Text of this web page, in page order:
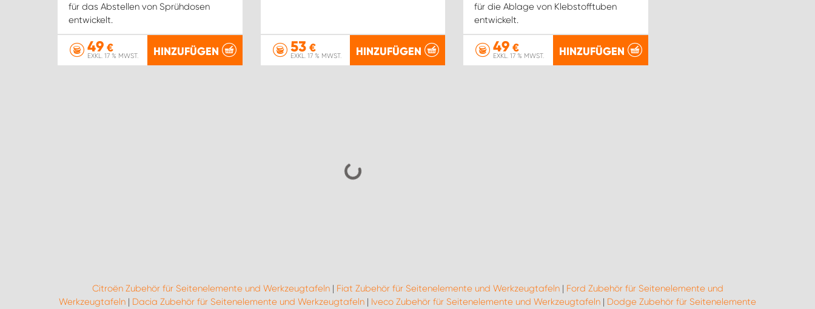
für das Abstellen von Sprühdosen
entwickelt.
49 €
EXKL. 17 % MWST. HINZUFÜGEN 53€
EXKL. 17 % MWST. HINZUFÜGEN
für die Ablage von Klebstofftuben
entwickelt.
49 €
EXKL. 17 % MWST. HINZUFÜGEN
Citroën Zubehör für Seitenelemente und Werkzeugtafeln| Fiat Zubehör für Seitenelemente und Werkzeugtafeln| Ford Zubehör für Seitenelemente und
Werkzeugtafeln | Dacia Zubehör für Seitenelemente und Werkzeugtafeln | Iveco Zubehör für Seitenelemente und Werkzeugtafeln | Dodge Zubehör für Seitenelemente